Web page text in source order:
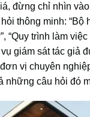
đừng chỉ nhìn
thông minh: “Bộ
“Quy trình làm
vụ giám sát tác giả
vị chuyên
những câu hỏi đó